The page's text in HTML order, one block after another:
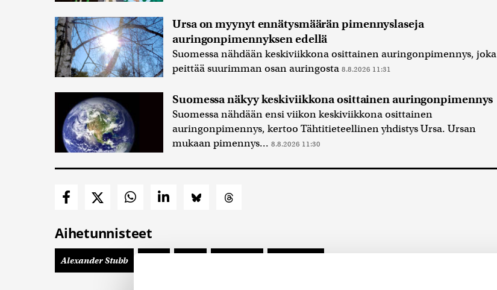
Ursa on myynyt ennätysmäärän pimennyslaseja
auringonpimennyksen edellä
Suomessa nähdään keskiviikkona osittainen auringonpimennys, joka
peittää suurimman osan auringosta 8.8.2026 11:31
Suomessa näkyy keskiviikkona osittainen auringonpimennys
Suomessa nähdään ensi viikon keskiviikkona osittainen
auringonpimennys, kertoo Tähtitieteellinen yhdistys Ursa. Ursan
mukaan pimennys... 8.8.2026 11:30
Aihetunnisteet
Alexander Stubb